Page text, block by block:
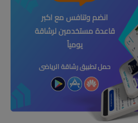
انضم وتنافس مع اكبر
قاعدة مستخدمين لرشاقة
يومياً
حمل تطبيق رشاقة الرياضى